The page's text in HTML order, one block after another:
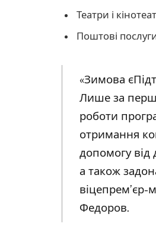
Театри і
Поштові
«Зимова
Лише за
роботи
отримання
допомогу від
а також
віцепрем’єр-
Федоров.